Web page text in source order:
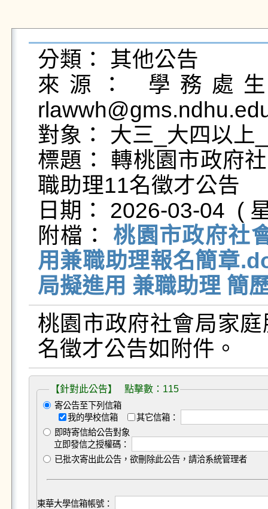
分類： 其他公告
來源： 學務處
對象： 大三_大四以上
標題： 轉桃園市政府
職助理11名徵才公告
日期： 2026-03-04  (
附檔： 桃園市政府社
用兼職助理報名簡章
局擬進用 兼職助理 簡
桃園市政府社會局家
名徵才公告如附件。
【針對此公告】 點擊數：115
寄公告至下列信箱
我的學校信箱
其它信箱：
即時寄信給公告對象
立即發信之授權碼：
已批次寄出此公告，欲刪除此公告，請洽系統管理者
東華大學信箱帳號：